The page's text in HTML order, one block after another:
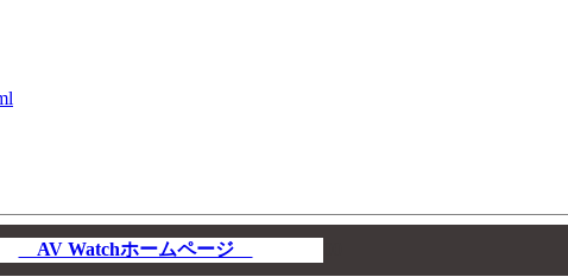
AV Watchホームページ